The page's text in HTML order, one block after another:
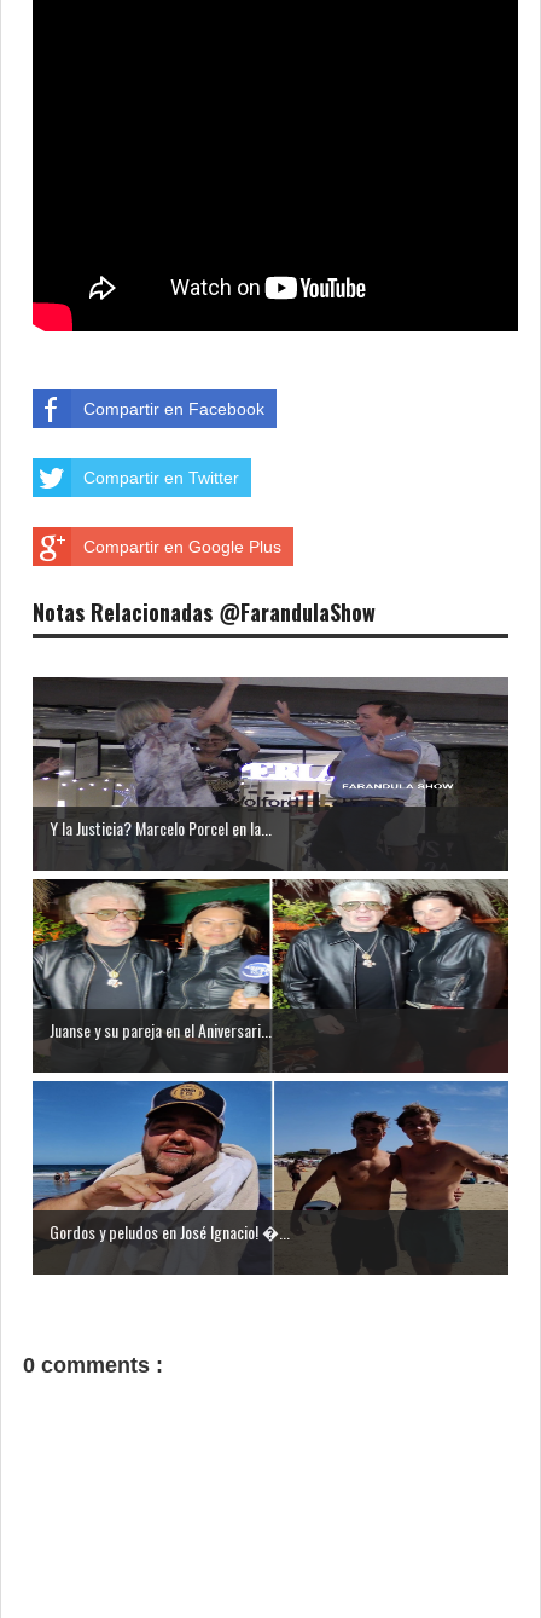
Compartir en Facebook
Compartir en Twitter
Compartir en Google Plus
Notas Relacionadas @FarandulaShow
Y la Justicia? Marcelo Porcel en la...
Juanse y su pareja en el Aniversari...
Gordos y peludos en José Ignacio! ...
0 comments :